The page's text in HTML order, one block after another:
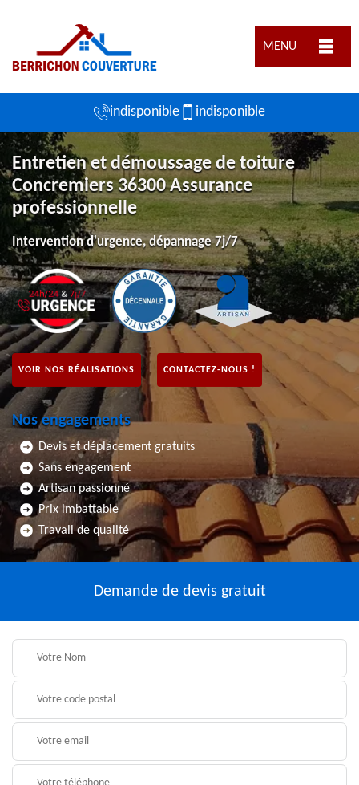
MENU
indisponible indisponible
Entretien et démoussage de toiture
Concremiers 36300 Assurance
professionnelle
Intervention d'urgence, dépannage 7j/7
VOIR NOS RÉALISATIONS CONTACTEZ-NOUS !
Nos engagements
Devis et déplacement gratuits
Sans engagement
Artisan passionné
Prix imbattable
Travail de qualité
Demande de devis gratuit